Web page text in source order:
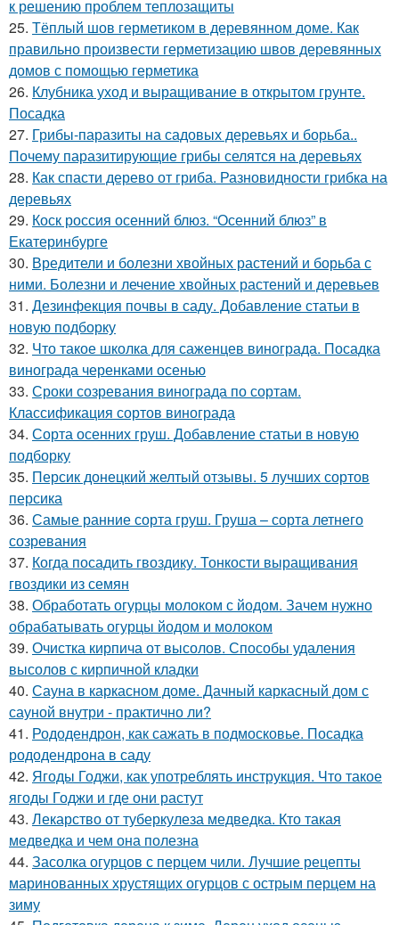
к решению проблем теплозащиты
25. Тёплый шов герметиком в деревянном доме. Как
правильно произвести герметизацию швов деревянных
домов с помощью герметика
26. Клубника уход и выращивание в открытом грунте.
Посадка
27. Грибы-паразиты на садовых деревьях и борьба..
Почему паразитирующие грибы селятся на деревьях
28. Как спасти дерево от гриба. Разновидности грибка на
деревьях
29. Коск россия осенний блюз. “Осенний блюз” в
Екатеринбурге
30. Вредители и болезни хвойных растений и борьба с
ними. Болезни и лечение хвойных растений и деревьев
31. Дезинфекция почвы в саду. Добавление статьи в
новую подборку
32. Что такое школка для саженцев винограда. Посадка
винограда черенками осенью
33. Сроки созревания винограда по сортам.
Классификация сортов винограда
34. Сорта осенних груш. Добавление статьи в новую
подборку
35. Персик донецкий желтый отзывы. 5 лучших сортов
персика
36. Самые ранние сорта груш. Груша – сорта летнего
созревания
37. Когда посадить гвоздику. Тонкости выращивания
гвоздики из семян
38. Обработать огурцы молоком с йодом. Зачем нужно
обрабатывать огурцы йодом и молоком
39. Очистка кирпича от высолов. Способы удаления
высолов с кирпичной кладки
40. Сауна в каркасном доме. Дачный каркасный дом с
сауной внутри - практично ли?
41. Рододендрон, как сажать в подмосковье. Посадка
рододендрона в саду
42. Ягоды Годжи, как употреблять инструкция. Что такое
ягоды Годжи и где они растут
43. Лекарство от туберкулеза медведка. Кто такая
медведка и чем она полезна
44. Засолка огурцов с перцем чили. Лучшие рецепты
маринованных хрустящих огурцов с острым перцем на
зиму